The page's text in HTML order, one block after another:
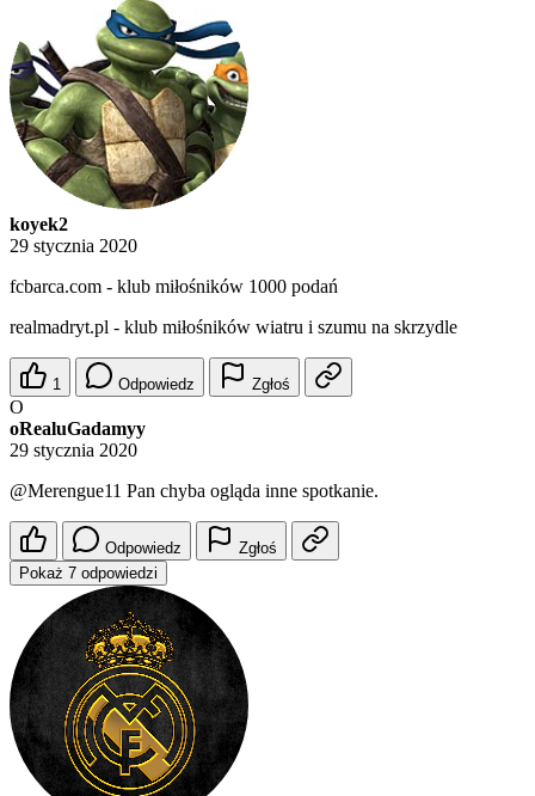
koyek2
29 stycznia 2020
fcbarca.com - klub miłośników 1000 podań
realmadryt.pl - klub miłośników wiatru i szumu na skrzydle
1 Odpowiedz Zgłoś
O
oRealuGadamyy
29 stycznia 2020
@Merengue11 Pan chyba ogląda inne spotkanie.
Odpowiedz
Zgłoś
Pokaż 7 odpowiedzi